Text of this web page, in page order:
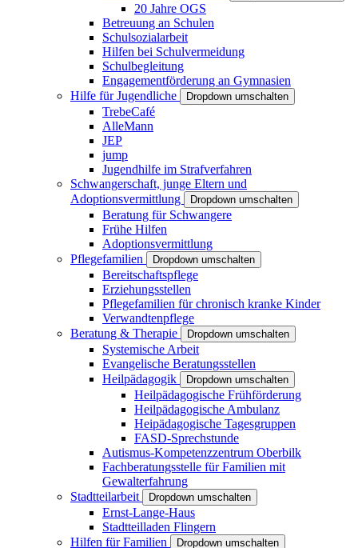
20 Jahre OGS
Betreuung an Schulen
Schulsozialarbeit
Hilfen bei Schulvermeidung
Schulbegleitung
Engagementförderung an Gymnasien
Hilfe für Jugendliche
Dropdown umschalten
TrebeCafé
AlleMann
JEP
jump
Jugendhilfe im Strafverfahren
Schwangerschaft, junge Eltern und
Adoptionsvermittlung
Dropdown umschalten
Beratung für Schwangere
Frühe Hilfen
Adoptionsvermittlung
Pflegefamilien
Dropdown umschalten
Bereitschaftspflege
Erziehungsstellen
Pflegefamilien für chronisch kranke Kinder
Verwandtenpflege
Beratung & Therapie
Dropdown umschalten
Systemische Arbeit
Evangelische Beratungsstellen
Heilpädagogik
Dropdown umschalten
Heilpädagogische Frühförderung
Heilpädagogische Ambulanz
Heipädagogische Tagesgruppen
FASD-Sprechstunde
Autismus-Kompetenzzentrum Oberbilk
Fachberatungsstelle für Familien mit
Gewalterfahrung
Stadtteilarbeit
Dropdown umschalten
Ernst-Lange-Haus
Stadtteilladen Flingern
Hilfen für Familien
Dropdown umschalten